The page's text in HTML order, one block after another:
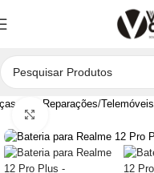
para Reparações Telemóveis